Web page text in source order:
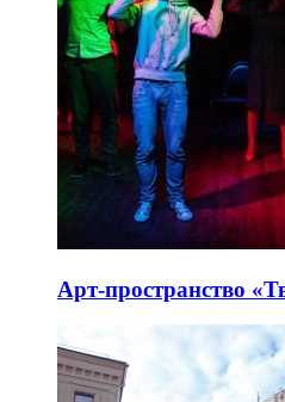
Арт-пространство